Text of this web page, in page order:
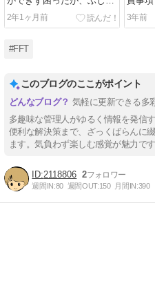
解決！
2年1ヶ月前
3年前
#FFT
このブログのここがポイント
気軽に更新できる多
多趣味な管理人がゆるく情報を発信
便利な解決策まで、ざっくばらんに
ます。気負わず楽しむ感覚が魅力です
2118806 2
週間IN:80 週間OUT:150 月間IN:390